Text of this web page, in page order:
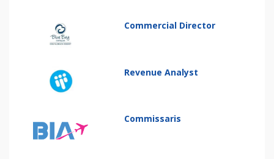
Commercial Director
Revenue Analyst
Commissaris